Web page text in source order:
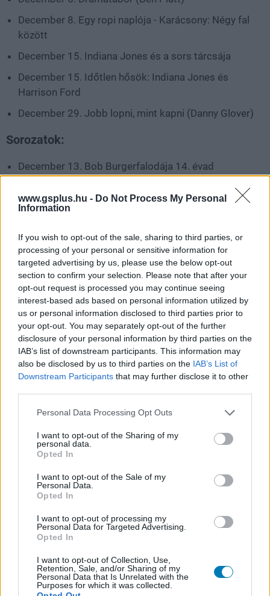
www.gsplus.hu - Do Not Process My Personal
Information
If you wish to opt-out of the sale, sharing to third parties, or
processing of your personal or sensitive information for
targeted advertising by us, please use the below opt-out
section to confirm your selection. Please note that after your
opt-out request is processed you may continue seeing
interest-based ads based on personal information utilized by
us or personal information disclosed to third parties prior to
your opt-out. You may separately opt-out of the further
disclosure of your personal information by third parties on the
IAB’s list of downstream participants. This information may
also be disclosed by us to third parties on the IAB’s List of
Downstream Participants that may further disclose it to other
Please note that this website/app uses one or more Google
not limited to your visit or usage behaviour. You may click to
grant or deny consent to Google and its third-party tags to
use your data for below specified purposes in below Google
consent section.
Personal Data Processing Opt Outs
I want to opt-out of the Sharing of my
personal data.
Opted In
I want to opt-out of the Sale of my
Personal Data.
Opted In
I want to opt-out of processing my
Personal Data for Targeted Advertising.
Opted In
I want to opt-out of Collection, Use,
Retention, Sale, and/or Sharing of my
Personal Data that Is Unrelated with the
Purposes for which it was collected.
December 8. Egy ropi naplója - Karácsony: Négy fal
között
December 15. Indiana Jones és a sors tárcsája
December 15. Időtlen hősök: Indiana Jones és
Harrison Ford
December 29. Jobb lopni, mint kapni (Danny Glover)
Sorozatok:
December 13. Bob Burgerfalodája 14. évad
December 13. Bear Grylls - Sztárok a vadonban: A
kihívás
rész, majd hetente új epizód)
December 22. Mi lenne, ha...? (naponta új rész)
December 20. Family Guy 22. évad
December 20. A Simpson család 35. évad
A Disney+ adott némi ízelítőt abból is, hogy mi vár az
előfizetőkre 2024-ben: jön például aSólyomszem
sorozat spin-offja, az Echo, a harmadik évaddal
folytatódik aJeremy Allen White nevével fémjelzett A
SMASH by Meló-Diák: Homok, zene és a nyár legjobb
Július végén folytatódik a balatoni strandröplabda-
sorozat.
olimposziak
#indiana jones és a sors tárcsája
#mi lenne ha?
#marvel
#die hard